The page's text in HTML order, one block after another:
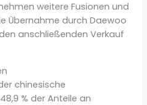
weitere Fusionen und
Übernahme durch Daewoo
anschließenden Verkauf
chinesische
% der Anteile an